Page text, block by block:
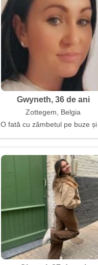
Gwyneth, 36 de ani
Zottegem, Belgia
O fată cu zâmbetul pe buze și